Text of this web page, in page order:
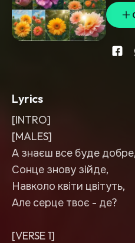
Lyrics
[INTRO]
[MALES]
А знаєш все буде добре,
Сонце знову зійде,
Навколо квіти цвітуть,
Але серце твоє - де?
[VERSE 1]